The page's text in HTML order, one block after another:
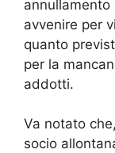
avvenire per
quanto
per la
addotti.
Va notato
socio